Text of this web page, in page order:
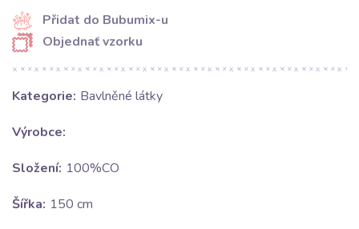
Přidat do Bubumix-u
Objednať vzorku
Kategorie: Bavlněné látky
Výrobce:
Složení: 100%CO
Šířka: 150 cm